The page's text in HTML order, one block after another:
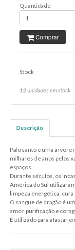
Quantidade
Comprar
Stock
12unidades em stock
Descrição
Palo santo é uma
milhares de anos pelos
espaços.
Durante séculos, os
América do Sul
limpeza energética, cura
O sangue de dragão é
amor, purificação e
É utilizado para afastar